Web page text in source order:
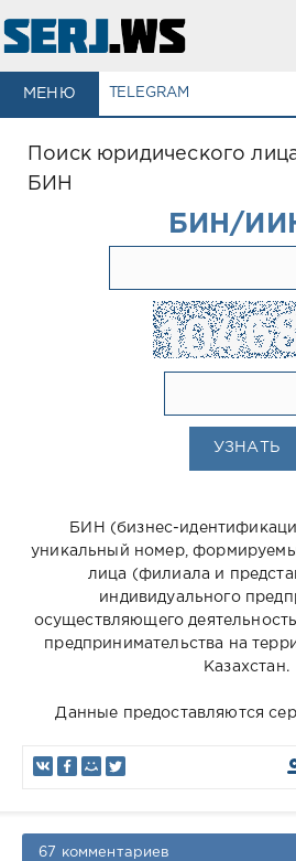
МЕНЮ TELEGRAM
Поиск юридического
БИН
БИН/
УЗНАТЬ
БИН (бизнес-
уникальный номер,
лица (филиала и
индивидуального
осуществляющего
предпринимательства на
Казахстан.
Данные предоставляются
67 комментариев